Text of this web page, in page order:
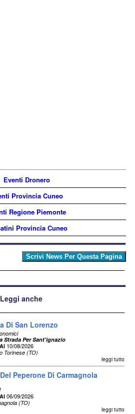
Eventi Dronero
Provincia Cuneo
Regione Piemonte
Provincia Cuneo
Leggi anche
Di San Lorenzo
Strada Per Sant'ignazio
Al 10/08/2026
Torinese (TO)
leggi tutto
Peperone Di Carmagnola
Al 06/09/2026
(TO)
leggi tutto